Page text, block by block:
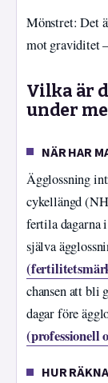
Mönstret: Det
mot graviditet
Vilka är
under
NÄR HAR
Ägglossning
cykellängd
fertila dagarna
själva
chansen att bli
dagar före
(professionell
HUR